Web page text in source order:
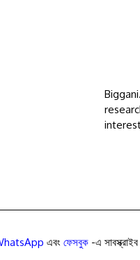
এবং ফেসবুক -এ